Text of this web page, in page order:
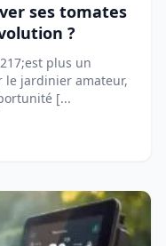
ses tomates
?
plus un
le jardinier amateur,
[...